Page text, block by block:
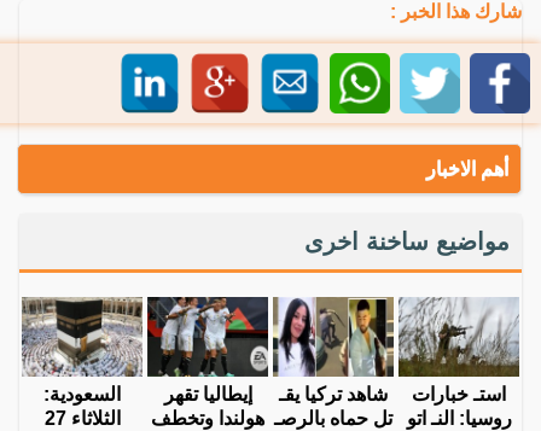
شارك هذا الخبر :
أهم الاخبار
مواضيع ساخنة اخرى
استـ خبارات
روسيا: النـ اتو
شاهد تركيا يقـ
تل حماه بالرصـ
إيطاليا تقهر
هولندا وتخطف
السعودية:
الثلاثاء 27